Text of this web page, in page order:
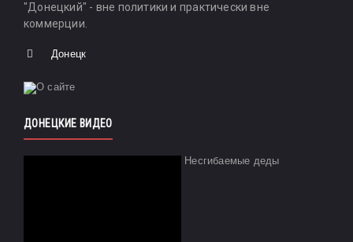
"Донецкий" - вне политики и практически вне
коммерции.
Донецк
ДОНЕЦКИЕ ВИДЕО
Несгибаемые деды